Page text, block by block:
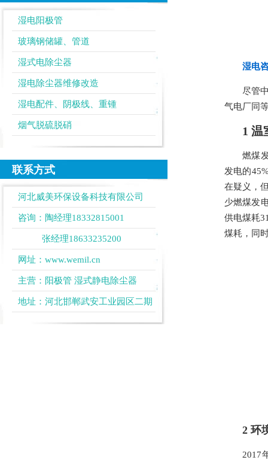
湿电阳极管
玻璃钢储罐、管道
湿式电除尘器
湿电除尘器维修改造
湿电配件、阴极线、重锺
烟气脱硫脱硝
联系方式
河北威美环保设备科技有限公司
咨询：陶经理18332815001
张经理18633235200
网址： www.wemil.cn
主营： 阳极管 湿式静电除尘器
地址：河北邯郸武安工业园区二期
湿电
尽管
气电厂同
1 温
燃煤
发电的
在疑义，
少燃煤发
供电煤耗
煤耗，同
2 环
2017